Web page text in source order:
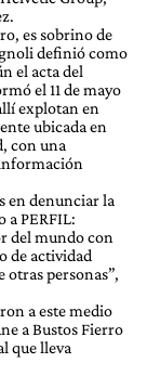
es sobrino de
definió como
el acta del
el 11 de mayo
explotan en
ubicada en
con una
en denunciar la
a PERFIL:
del mundo con
de actividad
otras personas”,
a este medio
a Bustos Fierro
que lleva